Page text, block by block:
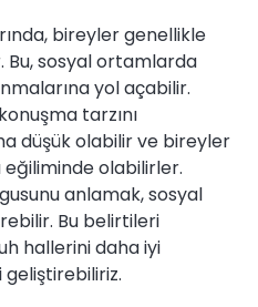
bireyler genellikle
Bu, sosyal ortamlarda
yol açabilir.
tarzını
düşük olabilir ve bireyler
olabilirler.
anlamak, sosyal
Bu belirtileri
hallerini daha iyi